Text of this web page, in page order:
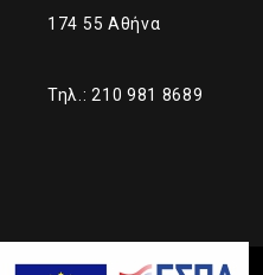
174 55 Αθήνα
Τηλ.: 210 981 8689